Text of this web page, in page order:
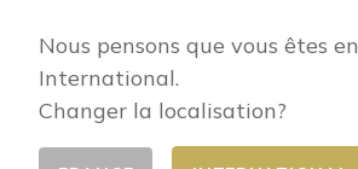
Nous pensons que vous êtes en
International.
Changer la localisation?